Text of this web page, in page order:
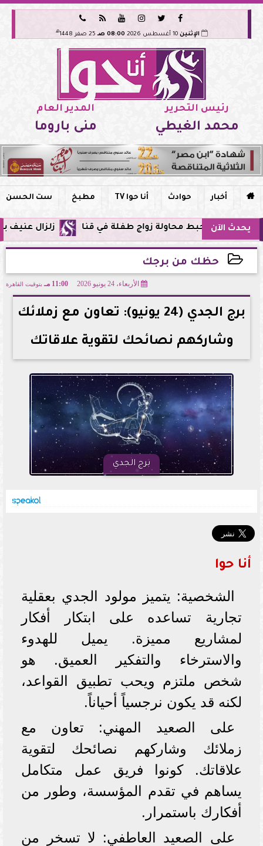






الإثنين 08:00 صـ 25 صفر 1448 هـ
رئيس التحرير
محمد الغيطي
المدير العام
منى باروما
 أخبار حوادث أنا حوا TV مطبخ ست الحسن
يحدث الآن زلزال عنيف بقوة 7 درجات يضرب سواحل الفلبين وحزام النار يهتز من جديد محاولة زواج طفلة في قنا
حظك من برجك
الأربعاء، 24 يونيو 2026 11:00 مـ بتوقيت القاهرة
برج الجدي (24 يونيو): تعاون مع زملائك
وشاركهم نصائحك لتقوية علاقاتك
برج الجدي
أنا حوا
الشخصية: يتميز مولود الجدي بعقلية
تجارية تساعده على ابتكار أفكار
لمشاريع مميزة. يميل للهدوء
والاسترخاء والتفكير العميق. هو
شخص ملتزم ويحب تطبيق القواعد،
لكنه قد يكون نرجسياً أحياناً.
على الصعيد المهني: تعاون مع
زملائك وشاركهم نصائحك لتقوية
علاقاتك. كونوا فريق عمل متكامل
يساهم في تقدم المؤسسة، وطور من
أفكارك باستمرار.
على الصعيد العاطفي: لا تسخر من